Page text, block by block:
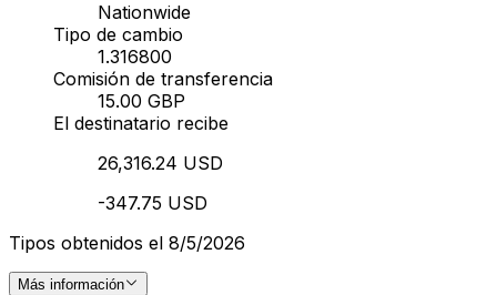
Nationwide
Tipo de cambio
1.316800
Comisión de transferencia
15.00 GBP
El destinatario recibe
26,316.24 USD
-347.75 USD
Tipos obtenidos el 8/5/2026
Más información